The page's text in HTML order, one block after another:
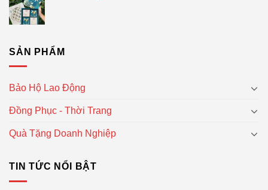
SẢN PHẨM
Bảo Hộ Lao Động
Đồng Phục - Thời Trang
Quà Tặng Doanh Nghiệp
TIN TỨC NỔI BẬT